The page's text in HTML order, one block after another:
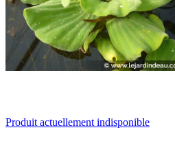
Produit actuellement indisponible